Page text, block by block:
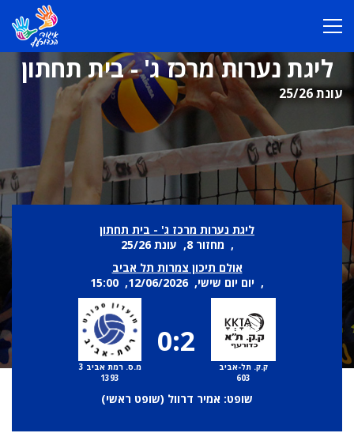
ליגת נערות מרכז ג' - בית תחתון
עונת 25/26
ליגת נערות מרכז ג' - בית תחתון
, מחזור 8, עונת 25/26
אולם תיכון צמרות תל אביב
, יום יום שישי, 12/06/2026, 15:00
ק.ק. תל-אביב
603
0:2
מ.ס. רמת אביב 3
1393
שופט: אמיר דרוול (שופט ראשי)